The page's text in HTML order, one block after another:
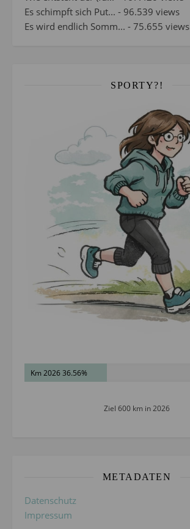
Es schimpft sich Put... - 96.539 views
Es wird endlich Somm... - 75.655 views
SPORTY?!
Km 2026 36.56%
Ziel 600 km in 2026
METADATEN
Datenschutz
Impressum